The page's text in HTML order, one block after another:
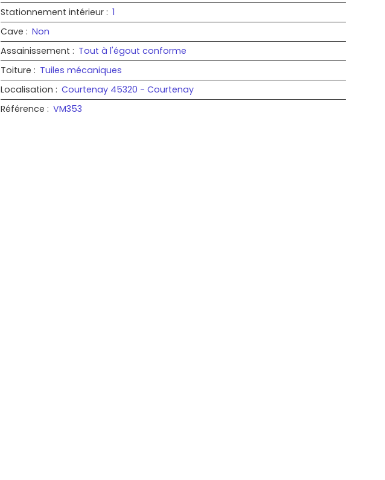
Stationnement intérieur : 1
Cave : Non
Assainissement : Tout à l'égout conforme
Toiture : Tuiles mécaniques
Localisation : Courtenay 45320 - Courtenay
Référence : VM353